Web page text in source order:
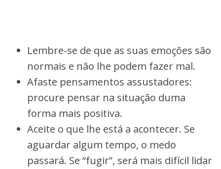
Lembre-se de que as suas emoções são
normais e não lhe podem fazer mal.
Afaste pensamentos assustadores:
procure pensar na situação duma
forma mais positiva.
Aceite o que lhe está a acontecer. Se
aguardar algum tempo, o medo
passará. Se “fugir”, será mais difícil lidar